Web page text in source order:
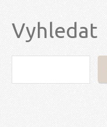
Vyhledat